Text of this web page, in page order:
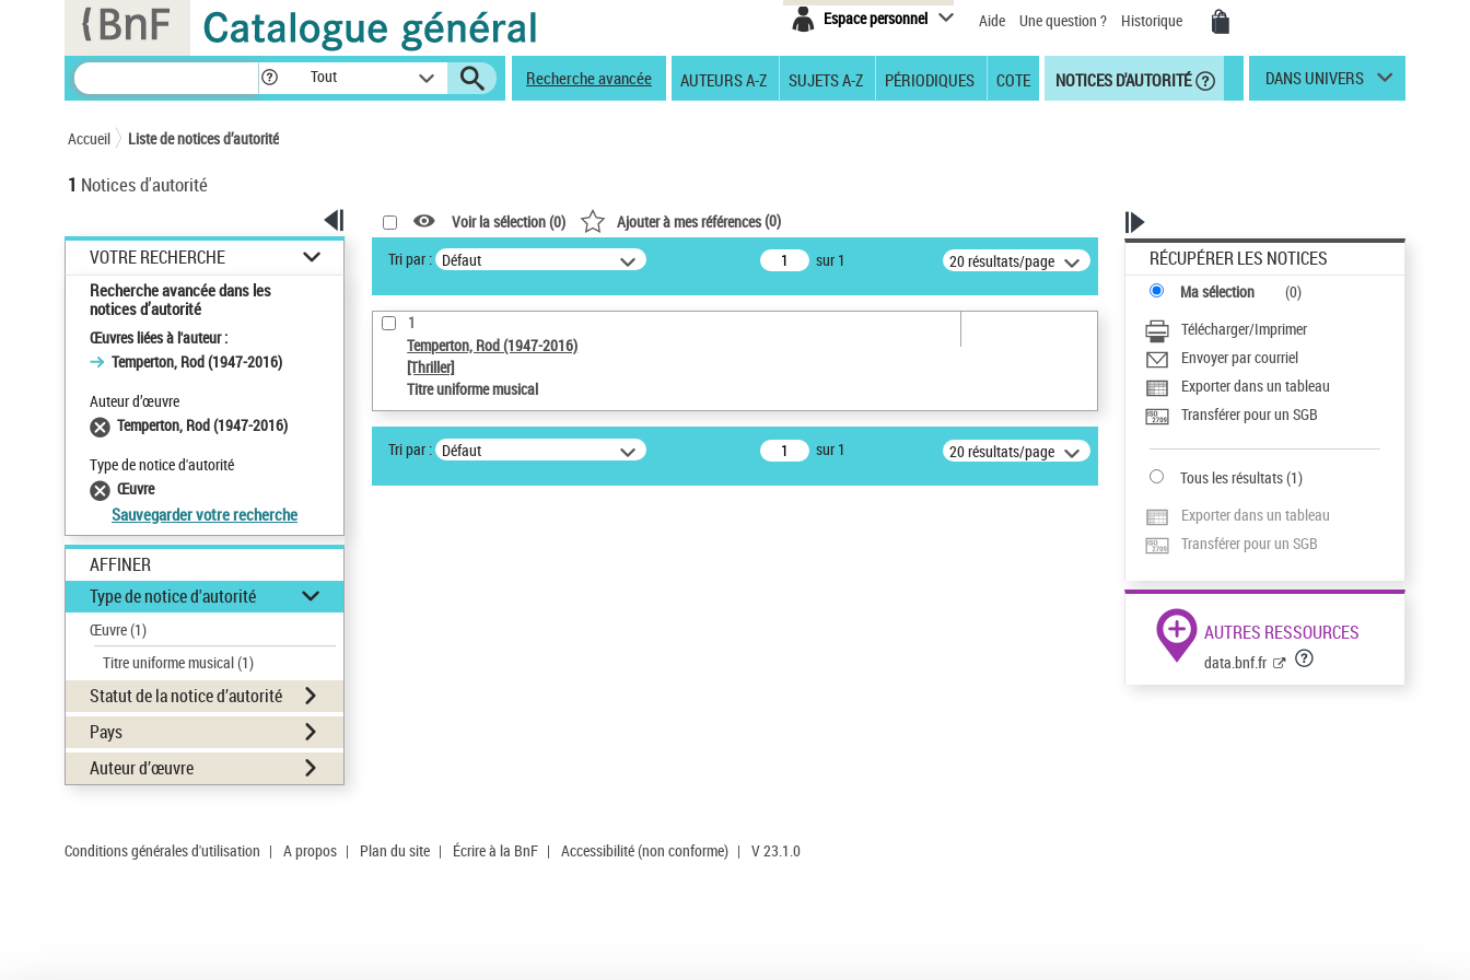
Espace personnel Aide Une question ? Historique
Tout Recherche avancée AUTEURS A-Z SUJETS A-Z PÉRIODIQUES COTE NOTICES D'AUTORITÉ DANS UNIVERS
Accueil Liste de notices d’autorité
1 Notices d'autorité
VOTRE RECHERCHE
Recherche avancée dans les
notices d’autorité
Œuvres liées à l'auteur :
Temperton, Rod (1947-2016)
Auteur d’œuvre
Temperton, Rod (1947-2016)
Type de notice d'autorité
Œuvre
Sauvegarder votre recherche
AFFINER
Type de notice d'autorité
Œuvre(1)
Titre uniforme musical(1)
Statut de la notice d’autorité
Pays
Auteur d’œuvre
Voir la sélection (0) Ajouter à mes références(0)
Tri par : Défaut sur 1 20 résultats/page
1
Temperton, Rod (1947-2016)
[Thriller]
Titre uniforme musical
Tri par : Défaut sur 1 20 résultats/page
RÉCUPÉRER LES NOTICES
Ma sélection (0)
Télécharger/Imprimer
Envoyer par courriel
Exporter dans un tableau
Transférer pour un SGB
Tous les résultats(1)
Exporter dans un tableau
Transférer pour un SGB
AUTRES RESSOURCES
data.bnf.fr
Conditions générales d'utilisation | A propos | Plan du site | Écrire à la BnF | Accessibilité (non conforme) | V 23.1.0
Panneau de gestion des cookies